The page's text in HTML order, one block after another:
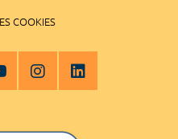
COOKIES